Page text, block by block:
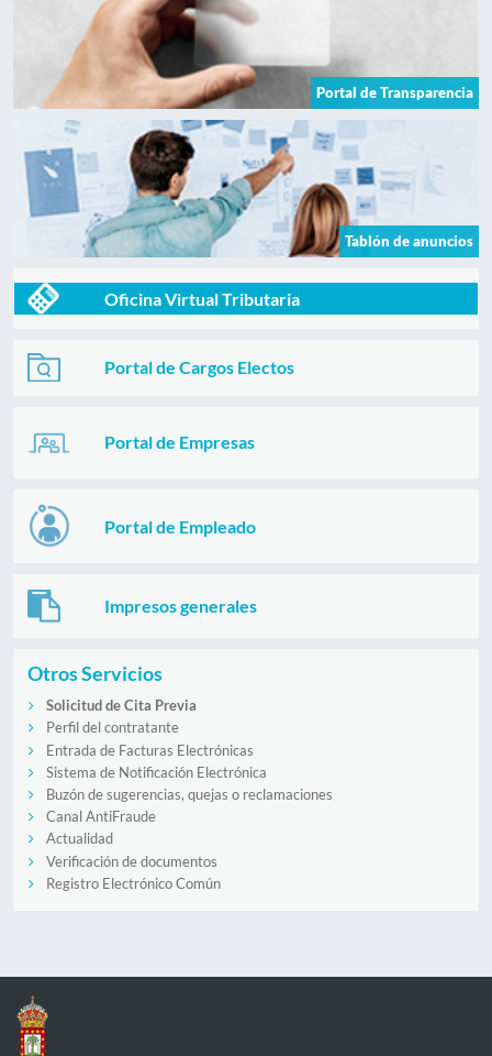
Portal de Transparencia
Tablón de anuncios
Oficina Virtual Tributaria
Portal de Cargos Electos
Portal de Empresas
Portal de Empleado
Impresos generales
Otros Servicios
Solicitud de Cita Previa
Perfil del contratante
Entrada de Facturas Electrónicas
Sistema de Notificación Electrónica
Buzón de sugerencias, quejas o reclamaciones
Canal AntiFraude
Actualidad
Verificación de documentos
Registro Electrónico Común